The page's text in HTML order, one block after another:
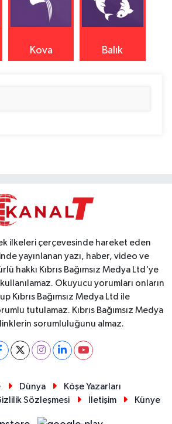
Kova Balık
ilkeleri çerçevesinde hareket eden
yayınlanan yazı, haber, video ve
hakkı Kıbrıs Bağımsız Medya Ltd'ye
Okuyucu yorumları onların
Kıbrıs Bağımsız Medya Ltd ile
tutulamaz. Kıbrıs Bağımsız Medya
sorumluluğunu almaz.
Dünya
Köşe Yazarları
Sözleşmesi İletişim Künye